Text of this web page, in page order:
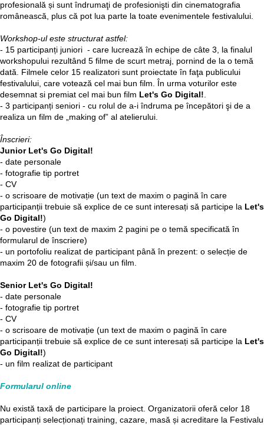
profesională și sunt îndrumaţi de profesionişti din cinematografia
românească, plus că pot lua parte la toate evenimentele festivalului.
Workshop-ul este structurat astfel:
- 15 participanți juniori - care lucrează în echipe de câte 3, la finalul
workshopului rezultând 5 filme de scurt metraj, pornind de la o temă
dată. Filmele celor 15 realizatori sunt proiectate în faţa publicului
festivalului, care votează cel mai bun film. În urma voturilor este
desemnat si premiat cel mai bun film Let's Go Digital!.
- 3 participanți seniori - cu rolul de a-i îndruma pe începători şi de a
realiza un film de „making of” al atelierului.
Înscrieri:
Junior Let's Go Digital!
- date personale
- fotografie tip portret
- CV
- o scrisoare de motivație (un text de maxim o pagină în care
participanții trebuie să explice de ce sunt interesați să participe la Let's
Go Digital!)
- o povestire (un text de maxim 2 pagini pe o temă specificată în
formularul de înscriere)
- un portofoliu realizat de participant până în prezent: o selecție de
maxim 20 de fotografii și/sau un film.
Senior Let's Go Digital!
- date personale
- fotografie tip portret
- CV
- o scrisoare de motivație (un text de maxim o pagină în care
participanții trebuie să explice de ce sunt interesați să participe la Let's
Go Digital!)
- un film realizat de participant
Formularul online
Nu există taxă de participare la proiect. Organizatorii oferă celor 18
participanți selecționați training, cazare, masă și acreditare la